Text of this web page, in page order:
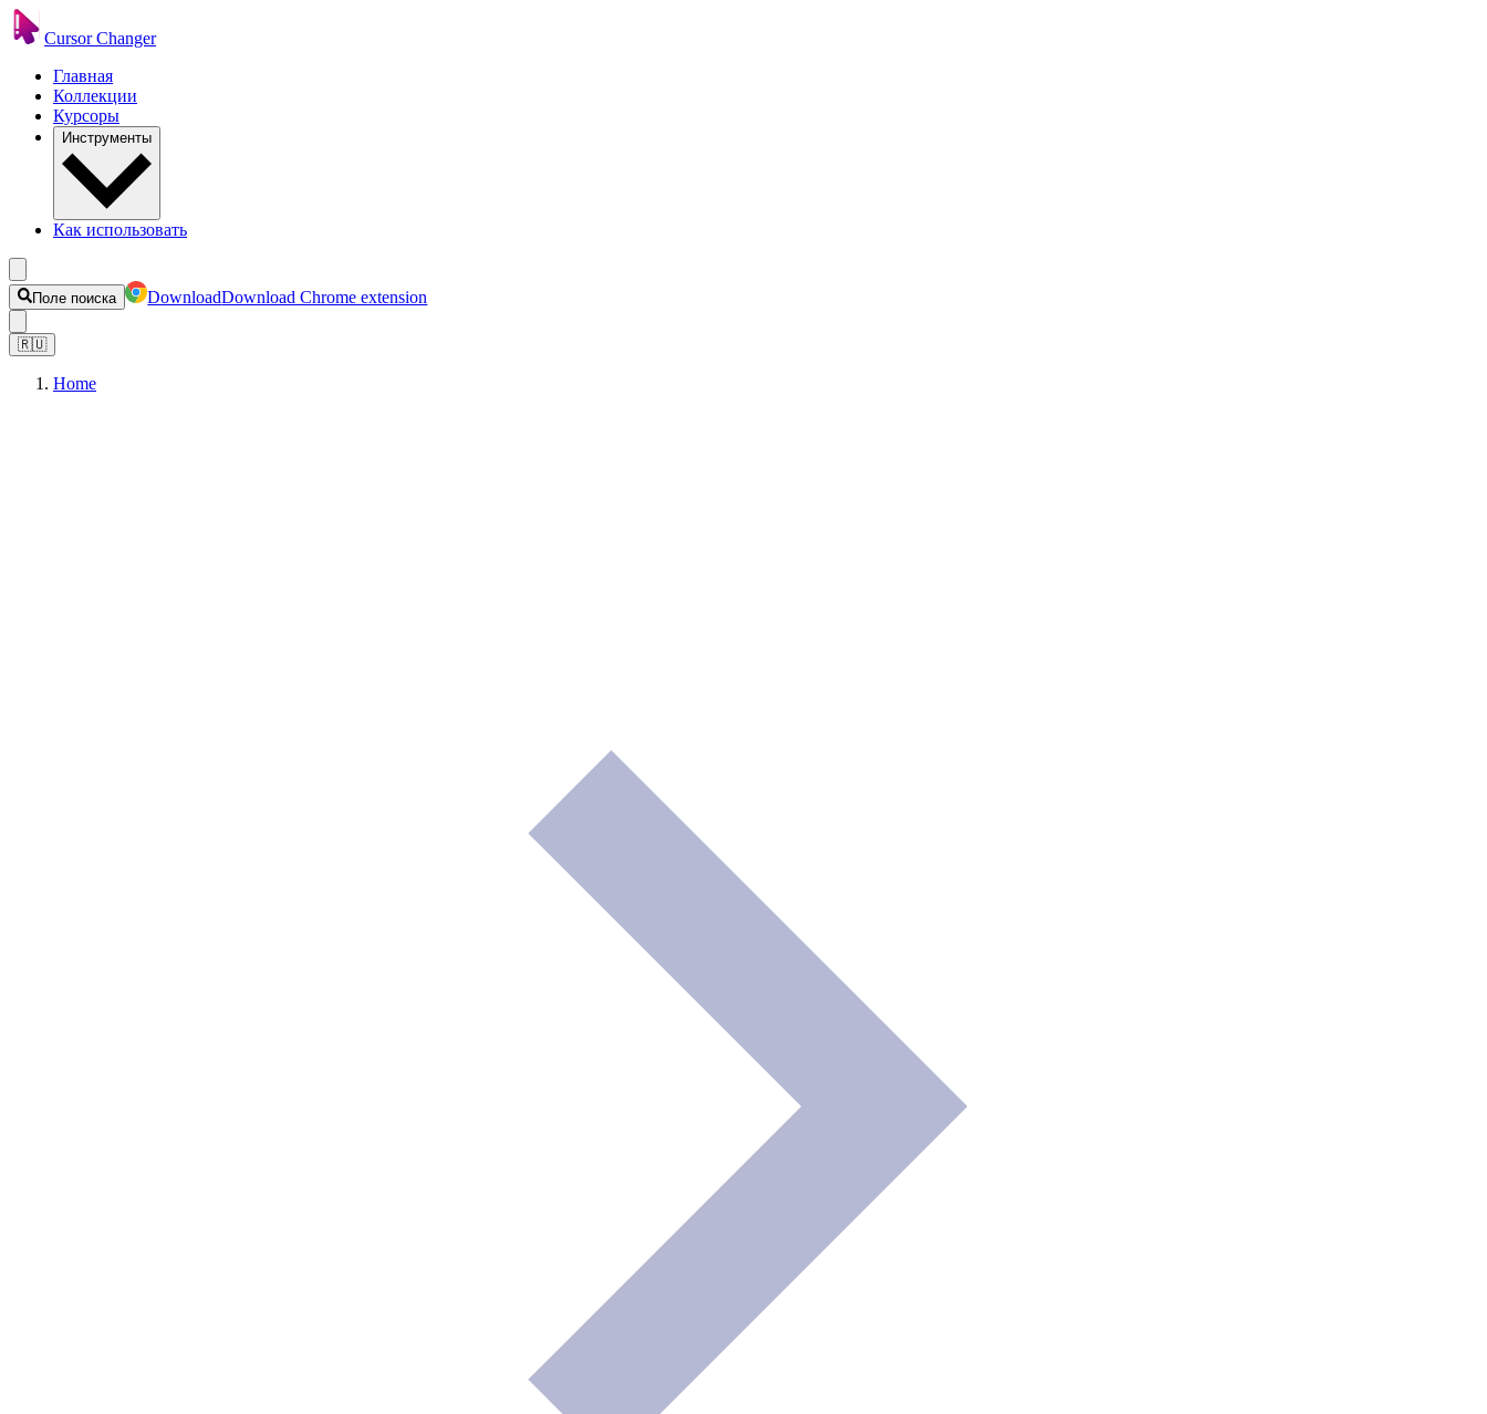
Cursor Changer
Главная
Коллекции
Курсоры
Инструменты
Как использовать
Поле поиска DownloadDownload Chrome extension
🇷🇺
Home